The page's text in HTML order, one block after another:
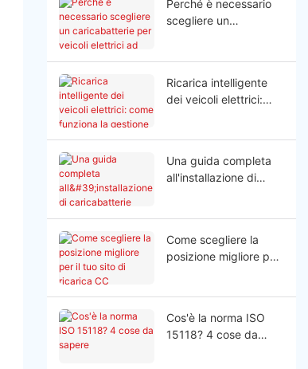
Perché è necessario
scegliere un
Ricarica intelligente
dei veicoli elettrici:
carico?
Una guida completa
all'installazione di
aziende
Come scegliere la
posizione migliore per
Cos'è la norma ISO
15118? 4 cose da